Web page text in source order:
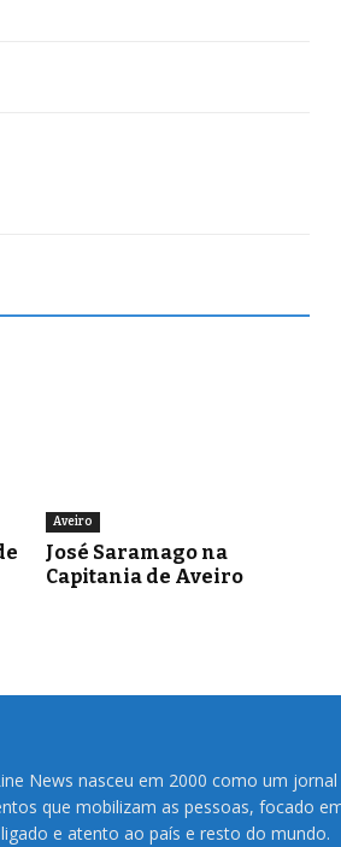
Aveiro
José Saramago na
Capitania de Aveiro
News nasceu em 2000 como um jornal
que mobilizam as pessoas, focado
e atento ao país e resto do mundo.